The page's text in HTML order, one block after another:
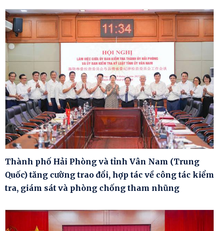
Thành phố Hải Phòng và tỉnh Vân Nam (Trung
Quốc) tăng cường trao đổi, hợp tác về công tác kiểm
tra, giám sát và phòng chống tham nhũng